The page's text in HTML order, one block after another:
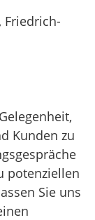
Kunden zu
potenziellen
Sie uns